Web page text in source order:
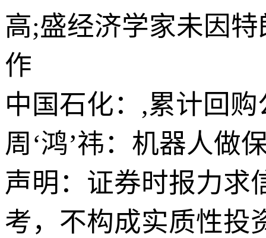
高;盛经济学家未因
作
中国石化：,累计回购
周‘鸿’祎：机器人做
声明：证券时报力求
考，不构成实质性投